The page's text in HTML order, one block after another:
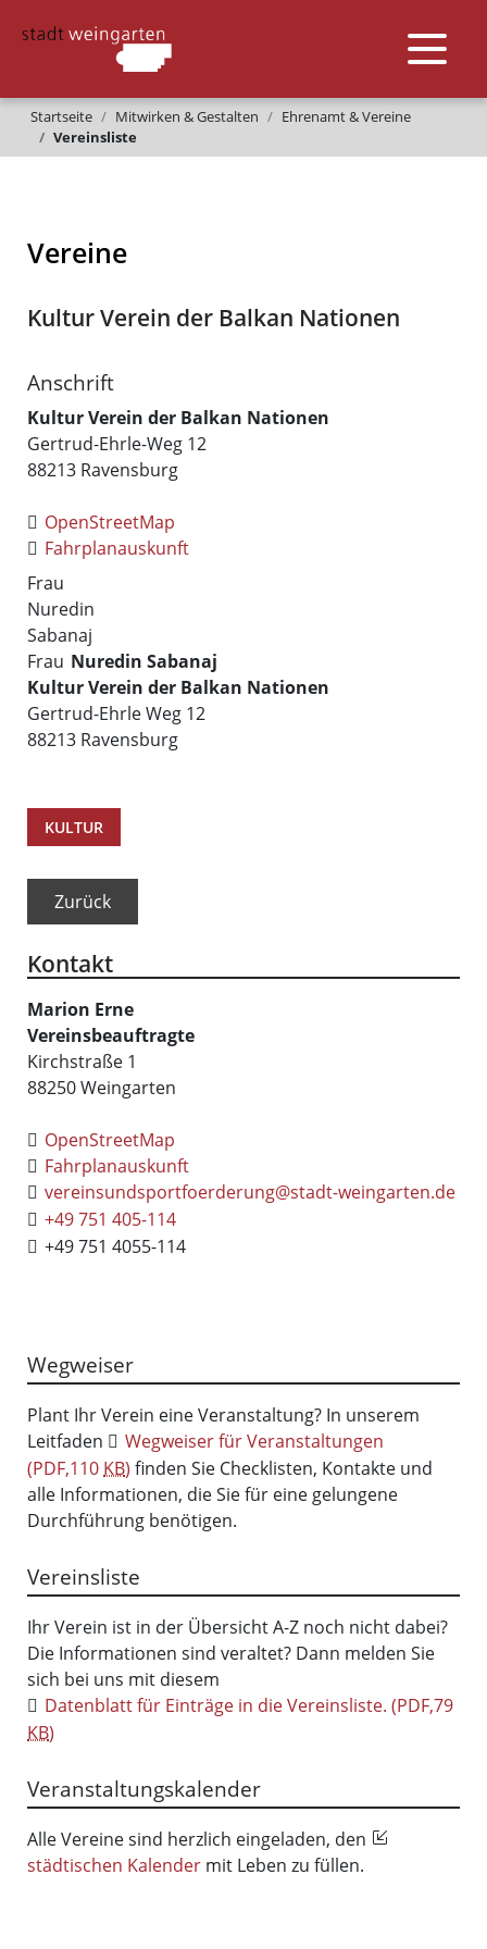
Startseite Mitwirken & Gestalten
Ehrenamt & Vereine
Vereinsliste
Vereine
Kultur Verein der Balkan Nationen
Anschrift
Kultur Verein der Balkan Nationen
Gertrud-Ehrle-Weg 12
88213 Ravensburg
OpenStreetMap
Fahrplanauskunft
Frau
Nuredin
Sabanaj
Frau Nuredin Sabanaj
Kultur Verein der Balkan Nationen
Gertrud-Ehrle Weg 12
88213 Ravensburg
KULTUR
Zurück
Kontakt
Marion Erne
Vereinsbeauftragte
Kirchstraße 1
88250Weingarten
OpenStreetMap
Fahrplanauskunft
vereinsundsportfoerderung@stadt-weingarten.de
+49 751 405-114
+49 751 4055-114
Wegweiser
Plant Ihr Verein eine Veranstaltung? In unserem
Leitfaden
Wegweiser für Veranstaltungen
(PDF,110 KB) finden Sie Checklisten, Kontakte und
alle Informationen, die Sie für eine gelungene
Durchführung benötigen.
Vereinsliste
Ihr Verein ist in der Übersicht A-Z noch nicht dabei?
Die Informationen sind veraltet? Dann melden Sie
sich bei uns mit diesem
Datenblatt für Einträge in die Vereinsliste. (PDF,79
KB)
Veranstaltungskalender
Alle Vereine sind herzlich eingeladen, den
städtischen Kalender mit Leben zu füllen.